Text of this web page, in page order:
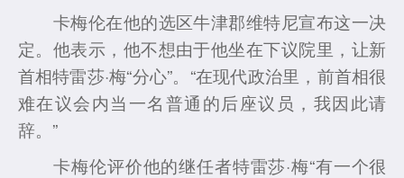
卡梅伦在他的选区牛津郡维特尼宣布这一决
定。他表示，他不想由于他坐在下议院里，让新
首相特雷莎·梅“分心”。“在现代政治里，前首相很
难在议会内当一名普通的后座议员，我因此请
辞。”
卡梅伦评价他的继任者特雷莎·梅“有一个很